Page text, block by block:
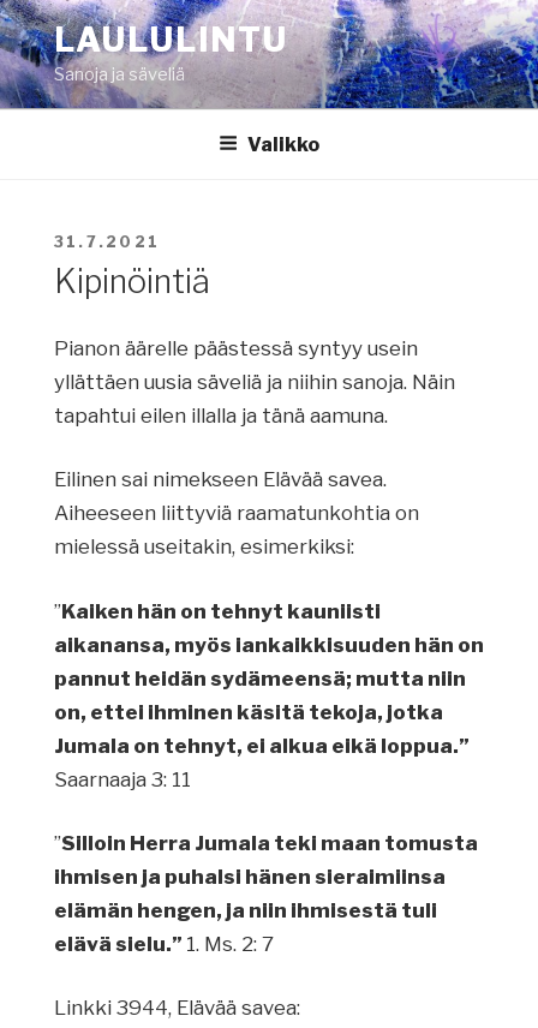
Siirry
sisältöönLAULULINTU
Sanoja ja säveliä
Valikko
JULKAISTU
31.7.2021
Kipinöintiä
Pianon äärelle päästessä syntyy usein
yllättäen uusia säveliä ja niihin sanoja. Näin
tapahtui eilen illalla ja tänä aamuna.
Eilinen sai nimekseen Elävää savea.
Aiheeseen liittyviä raamatunkohtia on
mielessä useitakin, esimerkiksi:
”Kaiken hän on tehnyt kauniisti
aikanansa, myös iankaikkisuuden hän on
pannut heidän sydämeensä; mutta niin
on, ettei ihminen käsitä tekoja, jotka
Jumala on tehnyt, ei alkua eikä loppua.”
Saarnaaja 3: 11
”Silloin Herra Jumala teki maan tomusta
ihmisen ja puhalsi hänen sieraimiinsa
elämän hengen, ja niin ihmisestä tuli
elävä sielu.” 1. Ms. 2: 7
Linkki 3944, Elävää savea: